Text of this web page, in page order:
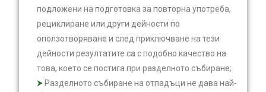
подложени на подготовка за повторна употреба,
рециклиране или други дейности по
оползотворяване и след приключване на тези
дейности резултатите са с подобно качество на
това, което се постига при разделното събиране;
Разделното събиране на отпадъци не дава най-